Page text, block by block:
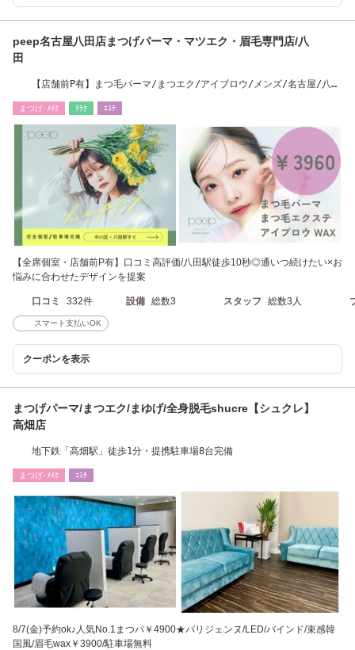
peep名古屋八田店まつげパーマ・マツエク・眉毛専門店/八
田
【店舗前P有】まつ毛パーマ/まつエク/アイブロウ/メンズ/名古屋/八
まつげ･ﾒｲｸ ﾘﾗｸ ｴｽﾃ
【全席個室・店舗前P有】口コミ高評価/八田駅徒歩10秒◎通いつ続けたい×お
悩みに合わせたデザインを提案
口コミ 332件 設備 総数3 スタッフ 総数3人
スマート支払いOK
クーポンを表示
まつげパーマ/まつエク/まゆげ/全身脱毛shucre【シュクレ】
高畑店
地下鉄「高畑駅」徒歩1分・提携駐車場8台完備
まつげ･ﾒｲｸ ｴｽﾃ
8/7(金)予約ok♪人気No.1まつパ￥4900★パリジェンヌ/LED/バインド/束感韓
国風/眉毛wax￥3900/駐車場無料